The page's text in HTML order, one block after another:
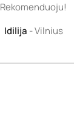
Rekomenduoju!
Idilija
Vilnius